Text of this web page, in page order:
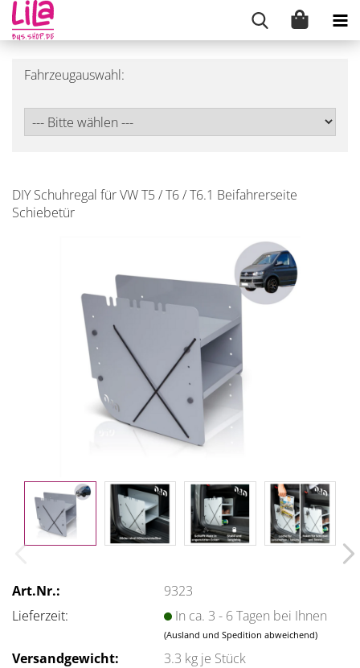
Fahrzeugauswahl:
DIY Schuhregal für VW T5 / T6 / T6.1 Beifahrerseite
Schiebetür
Art.Nr.:
9323
Lieferzeit:
In ca. 3 - 6 Tagen bei Ihnen
(Ausland und Spedition abweichend)
Versandgewicht: 3.3 kg je Stück